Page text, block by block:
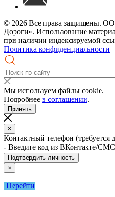
© 2026 Все права защищены.
Дороги». Использование
при наличии индексируемой
Политика конфиденциальности
Мы используем файлы cookie.
Подробнее в соглашении.
Принять
×
Контактный телефон (требуется
- Введите код из ВКонтакте/
Подтвердить личность
×
Перейти